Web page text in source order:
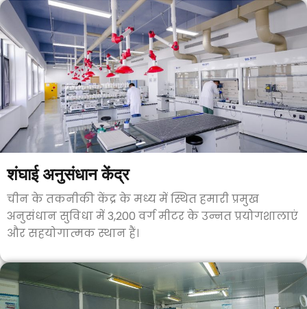
शंघाई अनुसंधान केंद्र
चीन के तकनीकी केंद्र के मध्य में स्थित हमारी प्रमुख
अनुसंधान सुविधा में 3,200 वर्ग मीटर के उन्नत प्रयोगशालाएं
और सहयोगात्मक स्थान हैं।